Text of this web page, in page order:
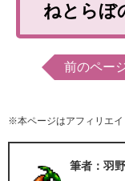
ねとらぼ
前のペー
※本ページはアフィリエ
筆者：羽